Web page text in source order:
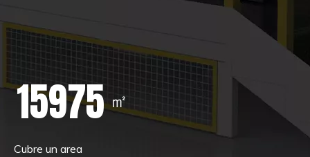
17000 ㎡
Cubre un area